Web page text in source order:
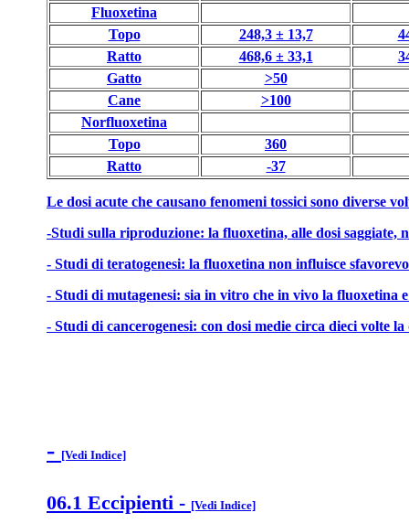
Fluoxetina
Topo
248,3 ± 13,7
Ratto
468,6 ± 33,1
Gatto
>50
Cane
>100
Norfluoxetina
Topo
360
Ratto
-37
Le dosi acute che causano fenomeni tossici sono diverse
-Studi sulla riproduzione: la fluoxetina, alle dosi
- Studi di teratogenesi: la fluoxetina non influisce
- Studi di mutagenesi: sia in vitro che in vivo la fluoxetina
- Studi di cancerogenesi: con dosi medie circa dieci volte
- [Vedi Indice]
06.1 Eccipienti - [Vedi Indice]